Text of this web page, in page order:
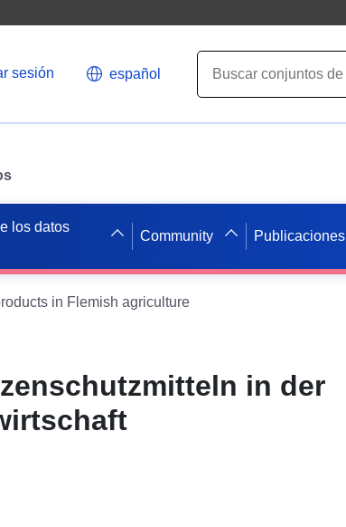
sesión español
los datos
Community Publicaciones
in Flemish agriculture
in der